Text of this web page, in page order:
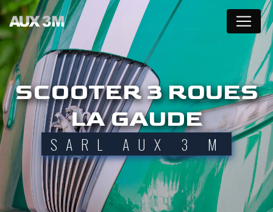
SCOOTER 3 ROUES
LA GAUDE
SARL AUX 3 M
Panneau de gestion des cookies